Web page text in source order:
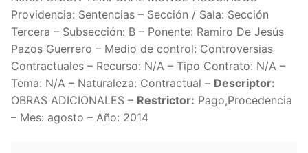
Providencia: Sentencias – Sección / Sala: Sección
Tercera – Subsección: B – Ponente: Ramiro De Jesús
Pazos Guerrero – Medio de control: Controversias
Contractuales – Recurso: N/A – Tipo Contrato: N/A –
Tema: N/A – Naturaleza: Contractual – Descriptor:
OBRAS ADICIONALES – Restrictor: Pago,Procedencia
– Mes: agosto – Año: 2014